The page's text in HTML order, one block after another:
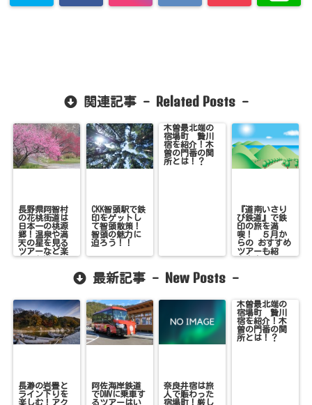
関連記事 - Related Posts-
長野県阿智村
の花桃街道は
日本一の桃源
郷！温泉や満
天の星を見る
ツアーなど楽
しみも満
CKK智頭駅で鉄
印をゲットし
て智頭散策！
智頭の魅力に
迫ろう！！
木曽最北端の
宿場町 贄川
宿を紹介！木
曽の門番の関
所とは！？
『道南いさり
び鉄道』で鉄
印の旅を満
喫！ ５月か
らの おすすめ
ツアーも紹
介！！
最新記事 - New Posts -
長瀞の岩畳と
ライン下りを
楽しむ！アク
阿佐海岸鉄道
でDMVに乗車す
るツアーはい
奈良井宿は旅
人で賑わった
宿場町！厳し
木曽最北端の
宿場町 贄川
宿を紹介！木
曽の門番の関
所とは！？